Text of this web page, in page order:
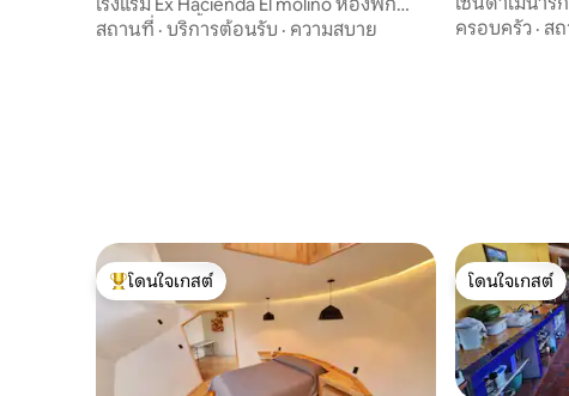
ประเภทดับเบิ้ล - A
สถานที่ · บริการต้อนรับ · ความสบาย
ครอบครัว · ส
โดนใจเกสต์ที่สุด
โดนใจเกสต์
โดนใจเกสต์
โดนใจเกสต์